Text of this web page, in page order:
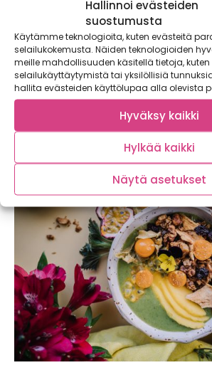
Hallinnoi evästeiden
suostumusta
Käytämme teknologioita, kuten evästeitä
selailukokemusta. Näiden teknologioiden
meille mahdollisuuden käsitellä tietoja, kuten
selailukäyttäytymistä tai yksilöllisiä
hallita evästeiden käyttölupaa alla olevista
Hyväksy kaikki
Hylkää kaikki
Näytä asetukset
Pelastetaan maailmaa
Joutsenmerkki x
Haluamme olla mukana tukemassa
ympäristöä paremmin huomioivaa
eli pohjoismainen...